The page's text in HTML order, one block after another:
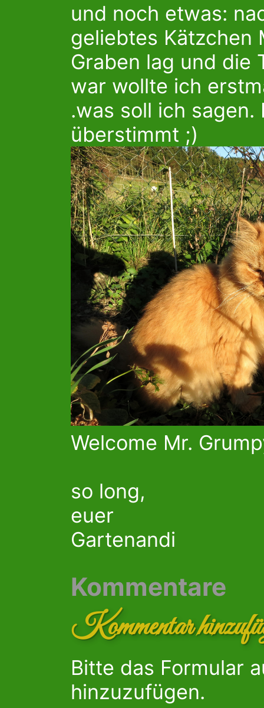
und noch etwas:
geliebtes Kätzchen
Graben lag und die
war wollte ich
.was soll ich
überstimmt ;)
Welcome Mr.
so long,
euer
Gartenandi
Kommentare
Kommentar
Bitte das Formular
hinzuzufügen.